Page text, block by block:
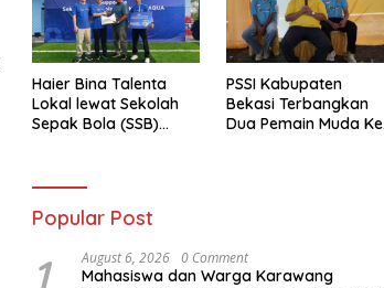
Haier Bina Talenta
Lokal lewat Sekolah
Sepak Bola (SSB)
PSSI Kabupaten
Bekasi Terbangkan
Dua Pemain Muda Ke
Popular Post
1 August 6, 2026 0 Comment
Mahasiswa dan Warga Karawang